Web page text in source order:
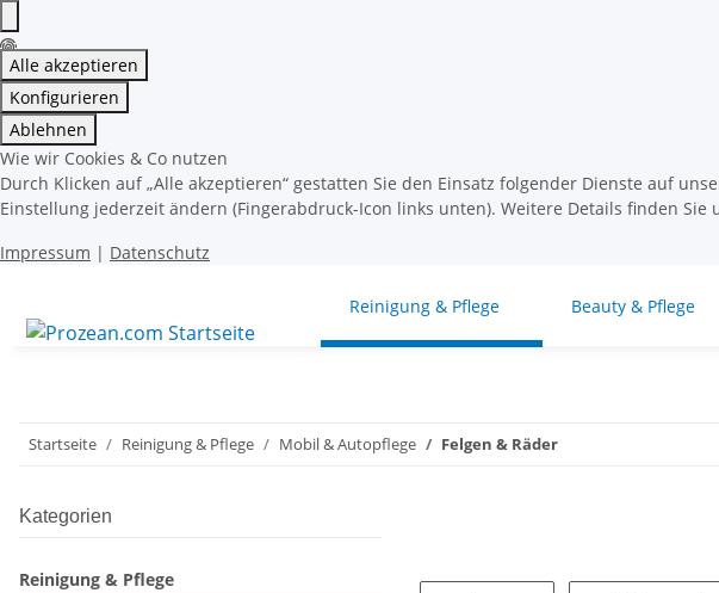
Alle akzeptieren
Konfigurieren
Ablehnen
Wie wir Cookies & Co nutzen
Durch Klicken auf „Alle akzeptieren“ gestatten Sie den Einsatz folgender Dienste auf
Einstellung jederzeit ändern (Fingerabdruck-Icon links unten). Weitere Details finden Sie
Impressum | Datenschutz
Reinigung & Pflege Beauty & Pflege
Startseite Reinigung & Pflege Mobil & Autopflege Felgen & Räder
Kategorien
Reinigung & Pflege